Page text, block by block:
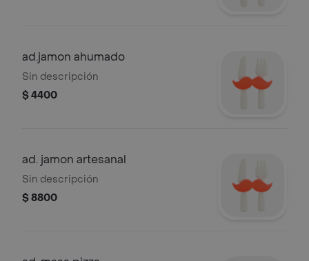
ad.jamon ahumado
Sin descripción
$ 4400
ad. jamon artesanal
Sin descripción
$ 8800